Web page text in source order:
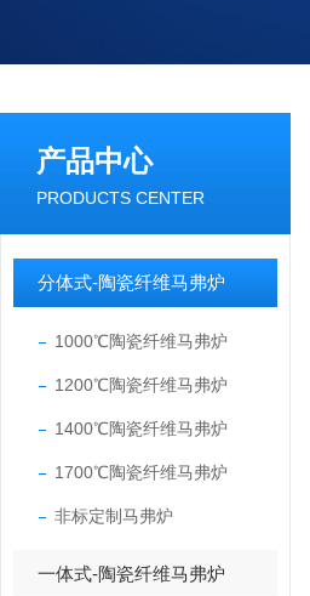
产品中心
PRODUCTS CENTER
分体式-陶瓷纤维马弗炉
1000℃陶瓷纤维马弗炉
1200℃陶瓷纤维马弗炉
1400℃陶瓷纤维马弗炉
1700℃陶瓷纤维马弗炉
非标定制马弗炉
一体式-陶瓷纤维马弗炉